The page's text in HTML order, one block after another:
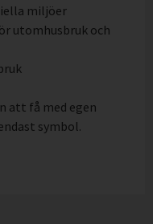
miljöer
utomhusbruk och
att få med egen
symbol.